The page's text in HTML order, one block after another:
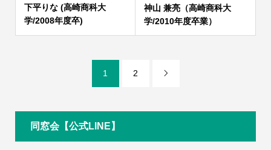
下平りな (高崎商科大
学/2008年度卒)
神山 兼亮（高崎商科大
学/2010年度卒業）
1 2 
同窓会【公式LINE】